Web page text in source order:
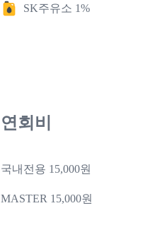
SK주유소 1%
연회비
국내전용 15,000원
MASTER 15,000원